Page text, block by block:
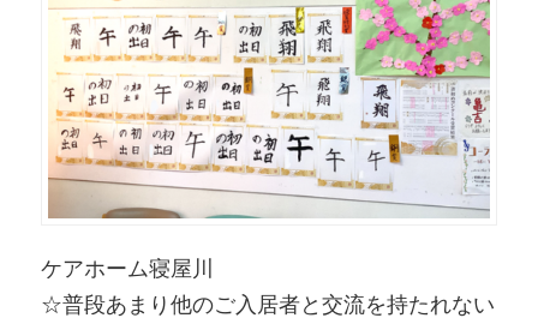
ケアホーム寝屋川
☆普段あまり他のご入居者と交流を持たれない